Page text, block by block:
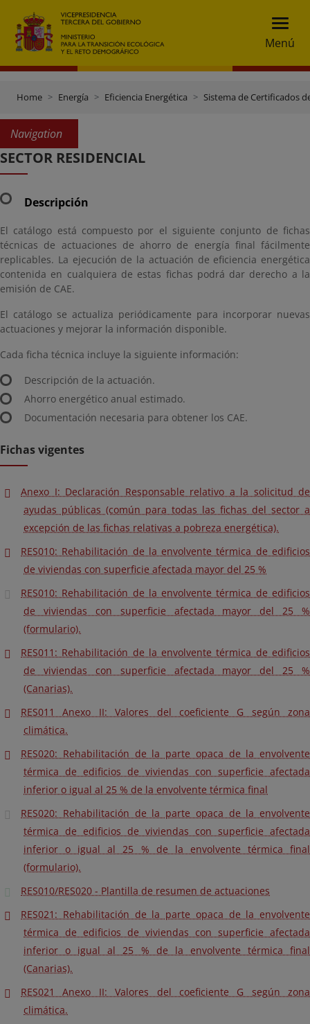
Menú
Home Energía Eficiencia Energética Sistema de Certificados
Navigation
SECTOR RESIDENCIAL
Descripción
El catálogo está compuesto por el siguiente conjunto de fichas
técnicas de actuaciones de ahorro de energía final fácilmente
replicables. La ejecución de la actuación de eficiencia energética
contenida en cualquiera de estas fichas podrá dar derecho a la
emisión de CAE.
El catálogo se actualiza periódicamente para incorporar nuevas
actuaciones y mejorar la información disponible.
Cada ficha técnica incluye la siguiente información:
Descripción de la actuación.
Ahorro energético anual estimado.
Documentación necesaria para obtener los CAE.
Fichas vigentes
Anexo I: Declaración Responsable relativo a la solicitud de
ayudas públicas (común para todas las fichas del sector a
excepción de las fichas relativas a pobreza energética).
RES010: Rehabilitación de la envolvente térmica de edificios
de viviendas con superficie afectada mayor del 25 %
RES010: Rehabilitación de la envolvente térmica de edificios
de viviendas con superficie afectada mayor del 25 %
(formulario).
RES011: Rehabilitación de la envolvente térmica de edificios
de viviendas con superficie afectada mayor del 25 %
(Canarias).
RES011 Anexo II: Valores del coeficiente G según zona
climática.
RES020: Rehabilitación de la parte opaca de la envolvente
térmica de edificios de viviendas con superficie afectada
inferior o igual al 25 % de la envolvente térmica final
RES020: Rehabilitación de la parte opaca de la envolvente
térmica de edificios de viviendas con superficie afectada
inferior o igual al 25 % de la envolvente térmica final
(formulario).
RES010/RES020 - Plantilla de resumen de actuaciones
RES021: Rehabilitación de la parte opaca de la envolvente
térmica de edificios de viviendas con superficie afectada
inferior o igual al 25 % de la envolvente térmica final
(Canarias).
RES021 Anexo II: Valores del coeficiente G según zona
climática.